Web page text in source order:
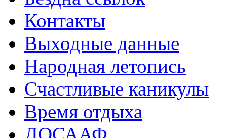
Контакты
Выходные данные
Народная летопись
Счастливые каникулы
Время отдыха